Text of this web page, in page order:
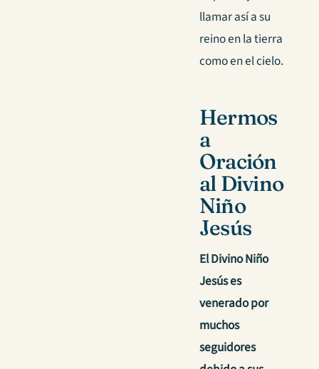
llamar así a su
reino en la tierra
como en el cielo.
Hermos
a
Oración
al Divino
Niño
Jesús
El Divino Niño
Jesús es
venerado por
muchos
seguidores